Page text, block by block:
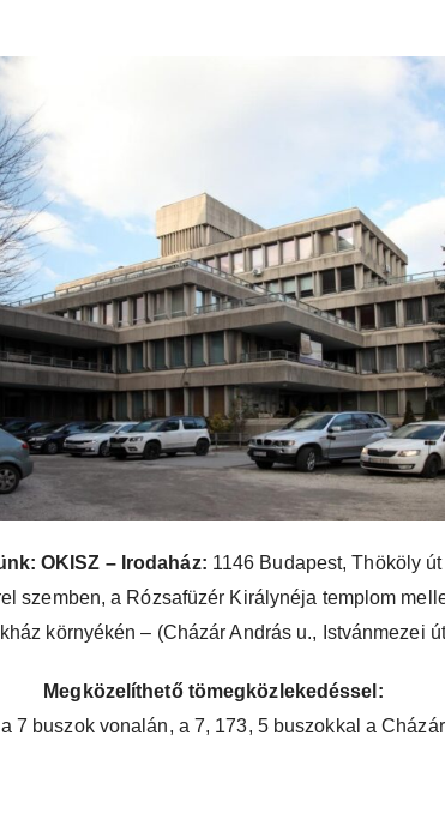
OKISZ – Irodaház: 1146 Budapest, Thököly
szemben, a Rózsafüzér Királynéja templom
környékén – (Cházár András u., Istvánmezei
Megközelíthető tömegközlekedéssel:
7 buszok vonalán, a 7, 173, 5 buszokkal a